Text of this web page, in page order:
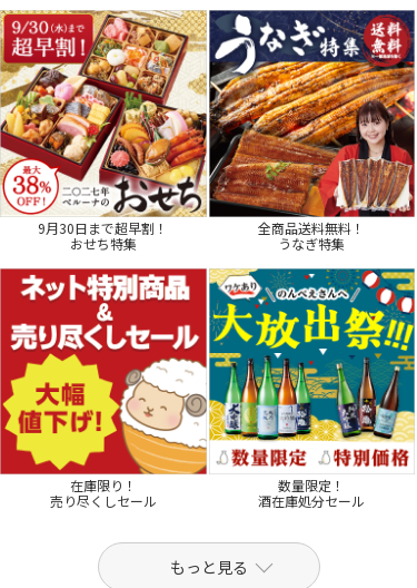
9月30日まで超早割！
おせち特集
全商品送料無料！
うなぎ特集
在庫限り！
売り尽くしセール
数量限定！
酒在庫処分セール
もっと見る